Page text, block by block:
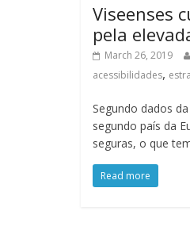
Viseenses
pela
March 26, 2019
acessibilidades,
Segundo dados
segundo país da
seguras, o que
Read more